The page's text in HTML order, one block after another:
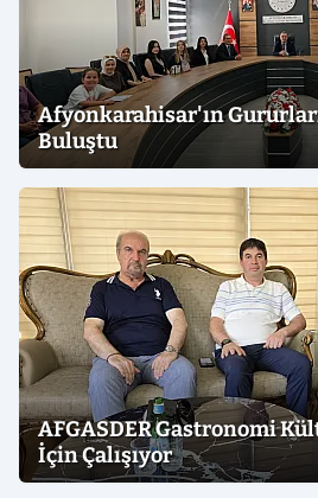
Afyonkarahisar'ın
Buluştu
AFGASDER Gastronomi
İçin Çalışıyor